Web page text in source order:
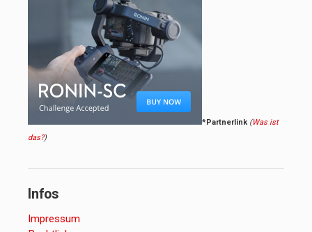
*Partnerlink (Was ist
das?)
Infos
Impressum